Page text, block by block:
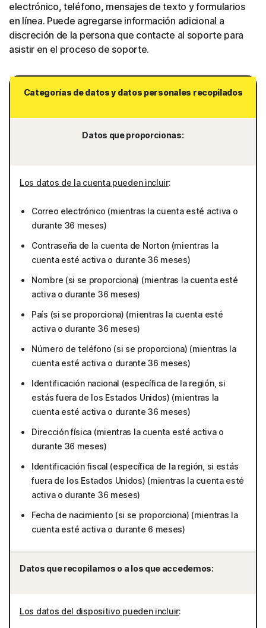
electrónico, teléfono, mensajes de texto y formularios
en línea. Puede agregarse información adicional a
discreción de la persona que contacte al soporte para
asistir en el proceso de soporte.
Categorías de datos y datos personales recopilados
Datos que proporcionas:
Los datos de la cuenta pueden incluir:
Correo electrónico (mientras la cuenta esté activa o
durante 36 meses)
Contraseña de la cuenta de Norton (mientras la
cuenta esté activa o durante 36 meses)
Nombre (si se proporciona) (mientras la cuenta esté
activa o durante 36 meses)
País (si se proporciona) (mientras la cuenta esté
activa o durante 36 meses)
Número de teléfono (si se proporciona) (mientras la
cuenta esté activa o durante 36 meses)
Identificación nacional (específica de la región, si
estás fuera de los Estados Unidos) (mientras la
cuenta esté activa o durante 36 meses)
Dirección física (mientras la cuenta esté activa o
durante 36 meses)
Identificación fiscal (específica de la región, si estás
fuera de los Estados Unidos) (mientras la cuenta esté
activa o durante 36 meses)
Fecha de nacimiento (si se proporciona) (mientras la
cuenta esté activa o durante 6 meses)
Datos que recopilamos o a los que accedemos:
Los datos del dispositivo pueden incluir: